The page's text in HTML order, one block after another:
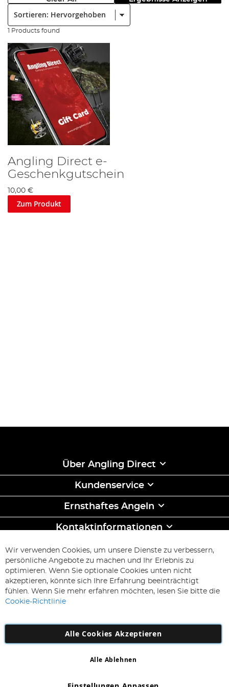
1 Products found
Angling Direct e-
Geschenkgutschein
10,00 €
Zum Produkt
Über Angling Direct
Kundenservice
Ernsthaftes Angeln
Kontaktinformationen
ABONNIEREN & SPAREN
Melden
Sie
unseren
Newsletter
Abonnieren
Wir verwenden Cookies, um unsere Dienste zu verbessern,
persönliche Angebote zu machen und Ihr Erlebnis zu
optimieren. Wenn Sie optionale Cookies unten nicht
akzeptieren, könnte sich Ihre Erfahrung beeinträchtigt
fühlen. Wenn Sie mehr erfahren möchten, lesen Sie bitte die
Cookie-Richtlinie
Alle Cookies Akzeptieren
Alle Ablehnen